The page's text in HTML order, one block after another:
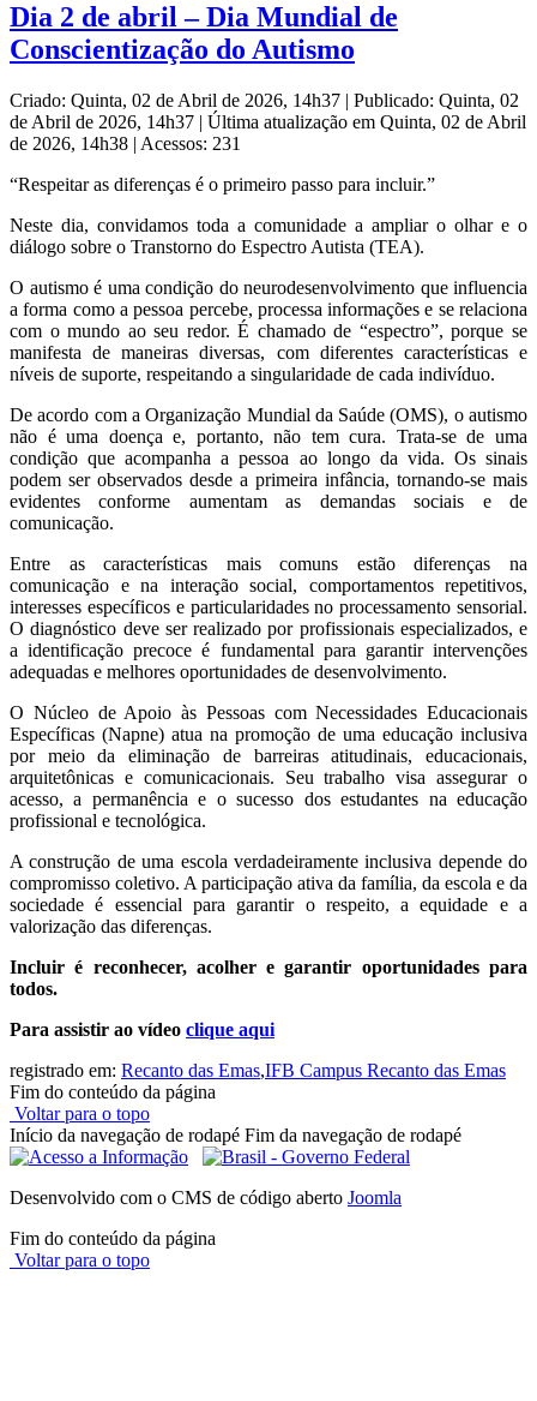
Dia 2 de abril – Dia Mundial de
Conscientização do Autismo
Criado: Quinta, 02 de Abril de 2026, 14h37 | Publicado: Quinta, 02
de Abril de 2026, 14h37 | Última atualização em Quinta, 02 de Abril
de 2026, 14h38 | Acessos: 231
“Respeitar as diferenças é o primeiro passo para incluir.”
Neste dia, convidamos toda a comunidade a ampliar o olhar e o
diálogo sobre o Transtorno do Espectro Autista (TEA).
O autismo é uma condição do neurodesenvolvimento que influencia
a forma como a pessoa percebe, processa informações e se relaciona
com o mundo ao seu redor. É chamado de “espectro”, porque se
manifesta de maneiras diversas, com diferentes características e
níveis de suporte, respeitando a singularidade de cada indivíduo.
De acordo com a Organização Mundial da Saúde (OMS), o autismo
não é uma doença e, portanto, não tem cura. Trata-se de uma
condição que acompanha a pessoa ao longo da vida. Os sinais
podem ser observados desde a primeira infância, tornando-se mais
evidentes conforme aumentam as demandas sociais e de
comunicação.
Entre as características mais comuns estão diferenças na
comunicação e na interação social, comportamentos repetitivos,
interesses específicos e particularidades no processamento sensorial.
O diagnóstico deve ser realizado por profissionais especializados, e
a identificação precoce é fundamental para garantir intervenções
adequadas e melhores oportunidades de desenvolvimento.
O Núcleo de Apoio às Pessoas com Necessidades Educacionais
Específicas (Napne) atua na promoção de uma educação inclusiva
por meio da eliminação de barreiras atitudinais, educacionais,
arquitetônicas e comunicacionais. Seu trabalho visa assegurar o
acesso, a permanência e o sucesso dos estudantes na educação
profissional e tecnológica.
A construção de uma escola verdadeiramente inclusiva depende do
compromisso coletivo. A participação ativa da família, da escola e da
sociedade é essencial para garantir o respeito, a equidade e a
valorização das diferenças.
Incluir é reconhecer, acolher e garantir oportunidades para
todos.
Para assistir ao vídeo clique aqui
registrado em: Recanto das Emas,IFB Campus Recanto das Emas
Fim do conteúdo da página
Voltar para o topo
Início da navegação de rodapé Fim da navegação de rodapé
Desenvolvido com o CMS de código aberto Joomla
Fim do conteúdo da página
Voltar para o topo